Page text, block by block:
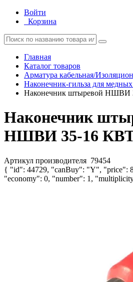
Войти
Корзина
Главная
Каталог товаров
Арматура кабельная/
Наконечник-гильза для
Наконечник штыревой НШВИ
Наконечник
НШВИ 35-16 КВТ
Артикул производителя 79454
{ "id": 44729, "canBuy": "Y", "price":
"economy": 0, "number": 1,